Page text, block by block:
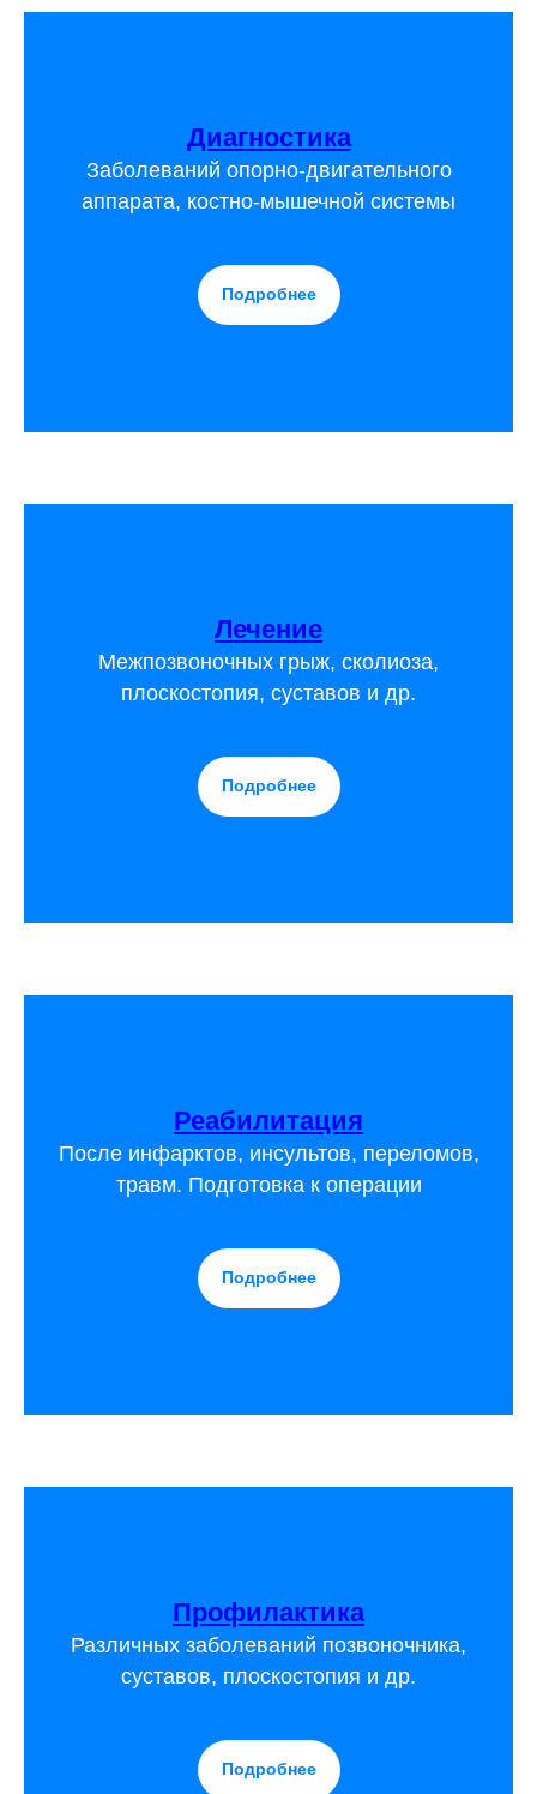
Диагностика
Заболеваний опорно-двигательного
аппарата, костно-мышечной системы
Подробнее
Лечение
Межпозвоночных грыж, сколиоза,
плоскостопия, суставов и др.
Подробнее
Реабилитация
После инфарктов, инсультов, переломов,
травм. Подготовка к операции
Подробнее
Профилактика
Различных заболеваний позвоночника,
суставов, плоскостопия и др.
Подробнее